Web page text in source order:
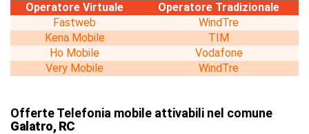
Operatore Virtuale
Operatore Tradizionale
Fastweb
WindTre
Kena Mobile
TIM
Ho Mobile
Vodafone
Very Mobile
WindTre
Offerte Telefonia mobile attivabili nel comune
Galatro, RC